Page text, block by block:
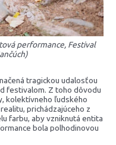
performance, Festival
tragickou udalosťou
festivalom. Z toho dôvodu
kolektívneho ľudského
prichádzajúceho z
farbu, aby vzniknutá entita
bola polhodinovou